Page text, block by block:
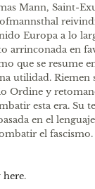
Mann, Saint-
Europa a lo
arrinconada en
que se resume
utilidad. Riemen
Ordine y
esta era. Su
en el
el fascismo.
here.